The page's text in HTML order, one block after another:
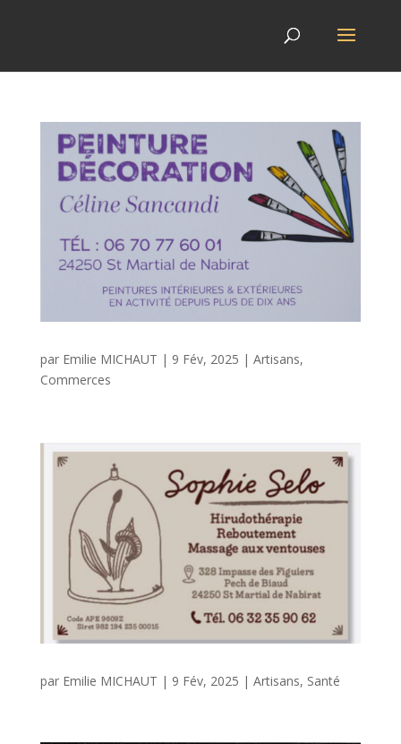
par Emilie MICHAUT | 9 Fév, 2025 | Artisans,
Commerces
par Emilie MICHAUT | 9 Fév, 2025 | Artisans, Santé